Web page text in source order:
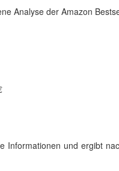
Analyse der Amazon
Informationen und ergibt